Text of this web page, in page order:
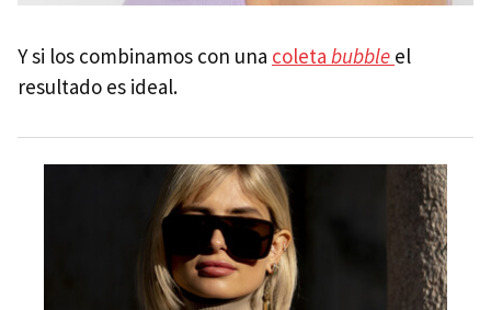
Y si los combinamos con una coleta bubble el
resultado es ideal.